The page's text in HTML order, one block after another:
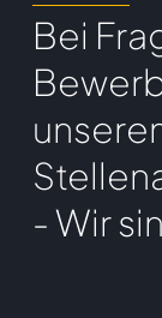
Bei
- Wir